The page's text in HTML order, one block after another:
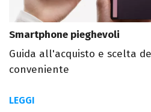
Smartphone pieghevoli
Guida all'acquisto e scelta
conveniente
LEGGI